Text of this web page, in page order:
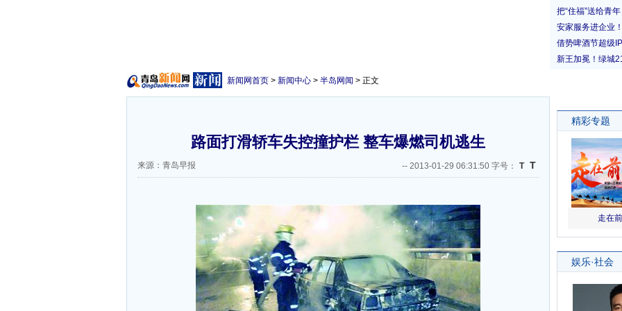
新闻网首页 > 新闻中心 > 半岛网闻 > 正文
路面打滑轿车失控撞护栏 整车爆燃司机逃生
来源：青岛早报 -- 2013-01-29 06:31:50 字号： T T